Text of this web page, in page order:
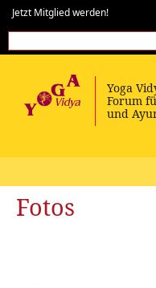
Jetzt Mitglied werden!
Fotos